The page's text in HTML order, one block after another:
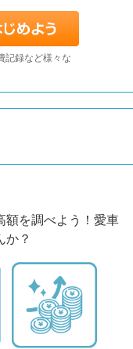
記録など様々な
額を調べよう！愛車
か？